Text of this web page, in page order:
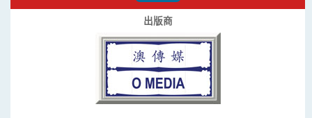
出版商